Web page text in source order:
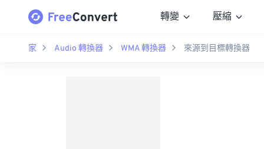
轉變 壓縮
家 Audio 轉換器 WMA 轉換器 來源到目標轉換器